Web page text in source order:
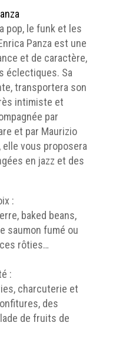
pop, le funk et les
Panza est une
et de caractère,
éclectiques. Sa
transportera son
intimiste et
par
et par Maurizio
elle vous proposera
en jazz et des
:
baked beans,
saumon fumé ou
rôties…
:
charcuterie et
des
de fruits de